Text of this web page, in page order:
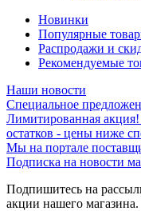
Новинки
Популярные
Распродажи и
Рекомендуемые
Наши новости
Специальное
Лимитированная
остатков - цены ниже
Мы на портале
Подписка на новости
Подпишитесь на
акции нашего магазина.